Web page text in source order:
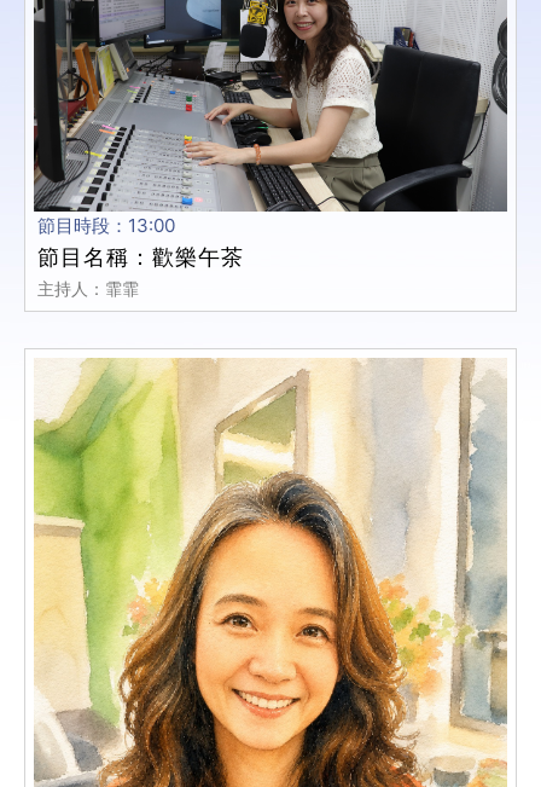
節目時段：13:00
節目名稱：歡樂午茶
主持人：霏霏